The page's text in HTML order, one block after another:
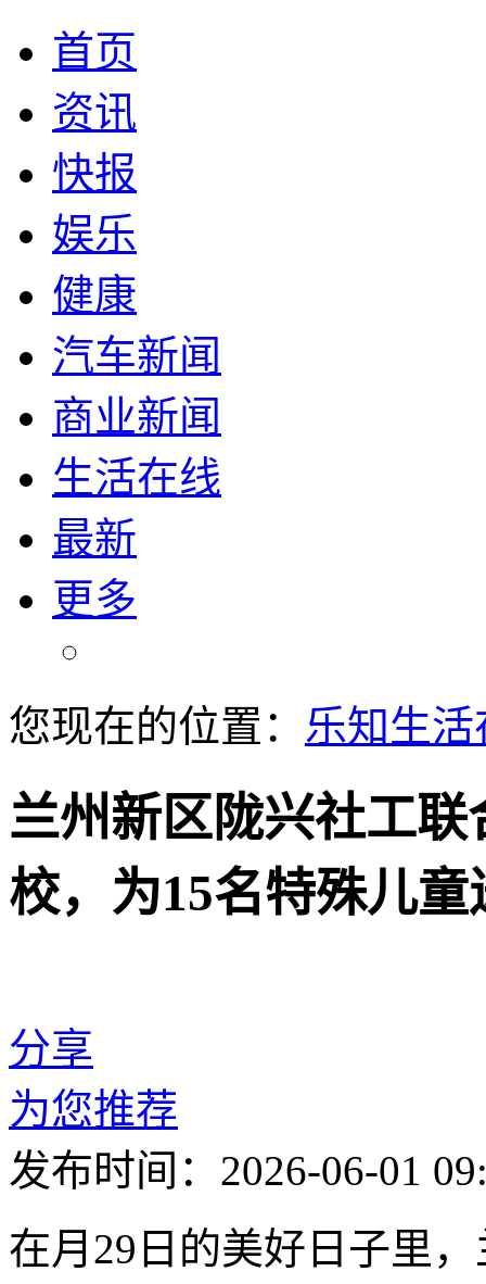
首页
资讯
快报
娱乐
健康
汽车新闻
商业新闻
生活在线
最新
更多
您现在的位置： 乐知生活
兰州新区陇兴社工
校，为15名特殊儿
分享
为您推荐
发布时间：2026-06-01
在月29日的美好日子里